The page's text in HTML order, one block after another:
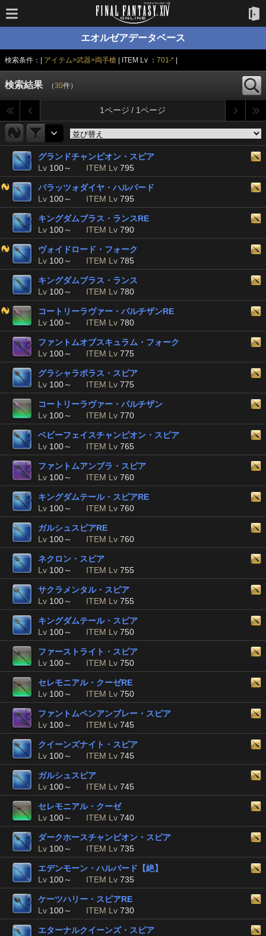
エオルゼアデータベース
検索条件：| アイテム>武器>両手槍 | ITEM Lv ： 701-*
検索結果 （30件）
1ページ / 1ページ
グランドチャンピオン・スピア
Lv 100～ ITEM Lv 795
パラッツォダイヤ・ハルバード
Lv 100～ ITEM Lv 795
キングダムブラス・ランスRE
Lv 100～ ITEM Lv 790
ヴォイドロード・フォーク
Lv 100～ ITEM Lv 785
キングダムブラス・ランス
Lv 100～ ITEM Lv 780
コートリーラヴァー・パルチザンRE
Lv 100～ ITEM Lv 780
ファントムオブスキュラム・フォーク
Lv 100～ ITEM Lv 775
グラシャラボラス・スピア
Lv 100～ ITEM Lv 775
コートリーラヴァー・パルチザン
Lv 100～ ITEM Lv 770
ベビーフェイスチャンピオン・スピア
Lv 100～ ITEM Lv 765
ファントムアンブラ・スピア
Lv 100～ ITEM Lv 760
キングダムテール・スピアRE
Lv 100～ ITEM Lv 760
ガルシュスピアRE
Lv 100～ ITEM Lv 760
ネクロン・スピア
Lv 100～ ITEM Lv 755
サクラメンタル・スピア
Lv 100～ ITEM Lv 755
キングダムテール・スピア
Lv 100～ ITEM Lv 750
ファーストライト・スピア
Lv 100～ ITEM Lv 750
セレモニアル・クーゼRE
Lv 100～ ITEM Lv 750
ファントムペンアンブレー・スピア
Lv 100～ ITEM Lv 745
クイーンズナイト・スピア
Lv 100～ ITEM Lv 745
ガルシュスピア
Lv 100～ ITEM Lv 745
セレモニアル・クーゼ
Lv 100～ ITEM Lv 740
ダークホースチャンピオン・スピア
Lv 100～ ITEM Lv 735
エデンモーン・ハルバード【絶】
Lv 100～ ITEM Lv 735
ケーツハリー・スピアRE
Lv 100～ ITEM Lv 730
エターナルクイーンズ・スピア